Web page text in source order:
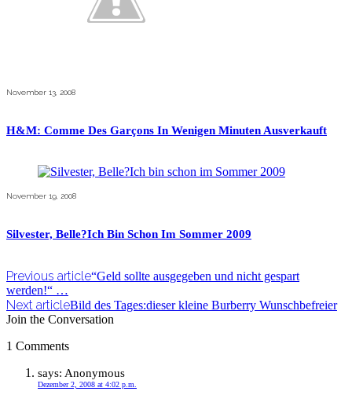
November 13, 2008
H&M: Comme Des Garçons In Wenigen Minuten Ausverkauft
November 19, 2008
Silvester, Belle?Ich Bin Schon Im Sommer 2009
Previous article“Geld sollte ausgegeben und nicht gespart
werden!“ …
Next articleBild des Tages:dieser kleine Burberry Wunschbefreier
Join the Conversation
1 Comments
says: Anonymous
Dezember 2, 2008 at 4:02 p.m.